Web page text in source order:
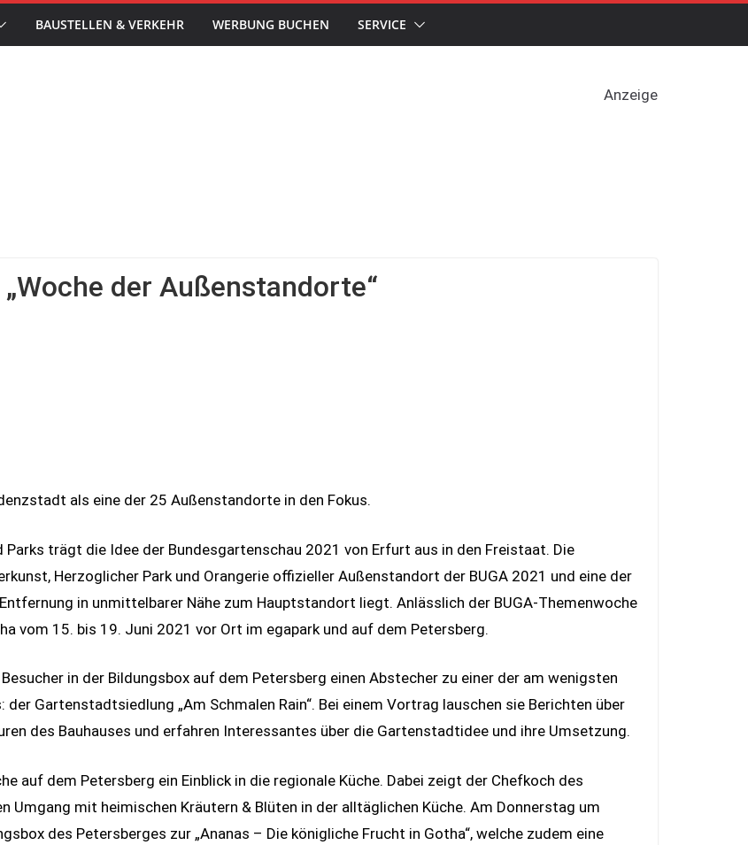
Anzeige
BAUSTELLEN & VERKEHR WERBUNG BUCHEN SERVICE
der Außenstandorte“
als eine der 25 Außenstandorte in den Fokus.
trägt die Idee der Bundesgartenschau 2021 von Erfurt aus in den Freistaat. Die
Herzoglicher Park und Orangerie offizieller Außenstandort der BUGA 2021 und eine der
in unmittelbarer Nähe zum Hauptstandort liegt. Anlässlich der BUGA-Themenwoche
vom 15. bis 19. Juni 2021 vor Ort im egapark und auf dem Petersberg.
in der Bildungsbox auf dem Petersberg einen Abstecher zu einer der am wenigsten
Gartenstadtsiedlung „Am Schmalen Rain“. Bei einem Vortrag lauschen sie Berichten über
des Bauhauses und erfahren Interessantes über die Gartenstadtidee und ihre Umsetzung.
auf dem Petersberg ein Einblick in die regionale Küche. Dabei zeigt der Chefkoch des
Umgang mit heimischen Kräutern & Blüten in der alltäglichen Küche. Am Donnerstag um
des Petersberges zur „Ananas – Die königliche Frucht in Gotha“, welche zudem eine